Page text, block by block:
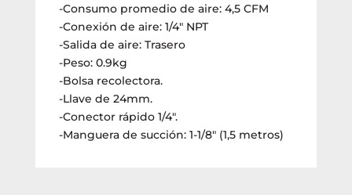
-Consumo promedio de aire: 4,5 CFM
-Conexión de aire: 1/4″ NPT
-Salida de aire: Trasero
-Peso: 0.9kg
-Bolsa recolectora.
-Llave de 24mm.
-Conector rápido 1/4″.
-Manguera de succión: 1-1/8″ (1,5 metros)